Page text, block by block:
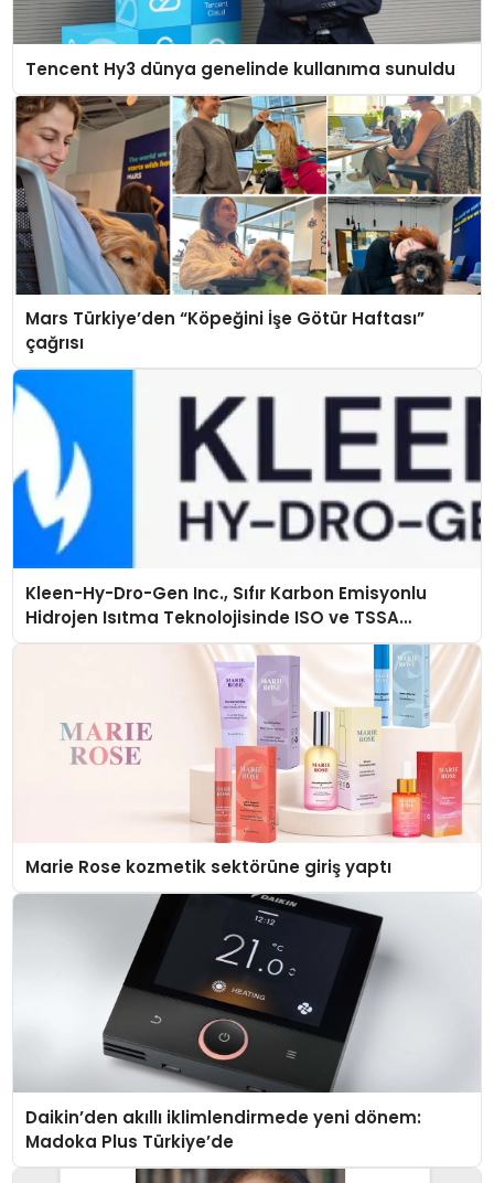
Tencent Hy3 dünya genelinde kullanıma sunuldu
Mars Türkiye’den “Köpeğini İşe Götür Haftası”
çağrısı
Kleen-Hy-Dro-Gen Inc., Sıfır Karbon Emisyonlu
Hidrojen Isıtma Teknolojisinde ISO ve TSSA
Düzenleyici Onaylarını Aldı
Marie Rose kozmetik sektörüne giriş yaptı
Daikin’den akıllı iklimlendirmede yeni dönem:
Madoka Plus Türkiye’de